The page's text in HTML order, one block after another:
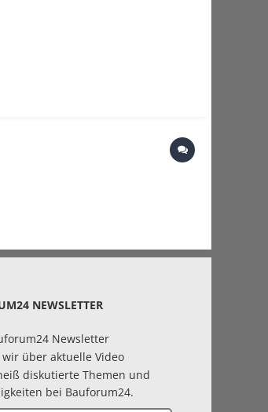
NEWSLETTER
Newsletter
über aktuelle Video
diskutierte Themen und
bei Bauforum24.